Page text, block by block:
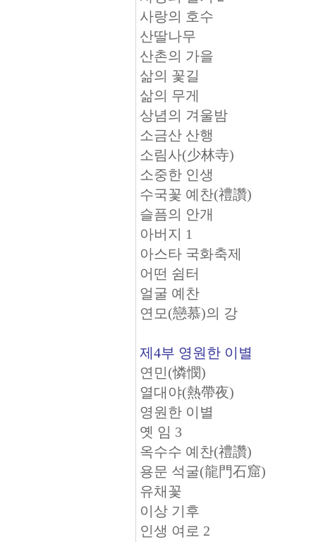
사랑의 호수
산딸나무
산촌의 가을
삶의 꽃길
삶의 무게
상념의 겨울밤
소금산 산행
소림사(少林寺)
소중한 인생
수국꽃 예찬(禮讚)
슬픔의 안개
아버지 1
아스타 국화축제
어떤 쉼터
얼굴 예찬
연모(戀慕)의 강
제4부 영원한 이별
연민(憐憫)
열대야(熱帶夜)
영원한 이별
옛 임 3
옥수수 예찬(禮讚)
용문 석굴(龍門石窟)
유채꽃
이상 기후
인생 여로 2